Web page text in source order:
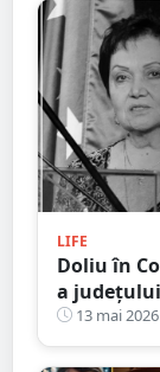
LIFE
Doliu în
a
încetat din
13 mai 2026